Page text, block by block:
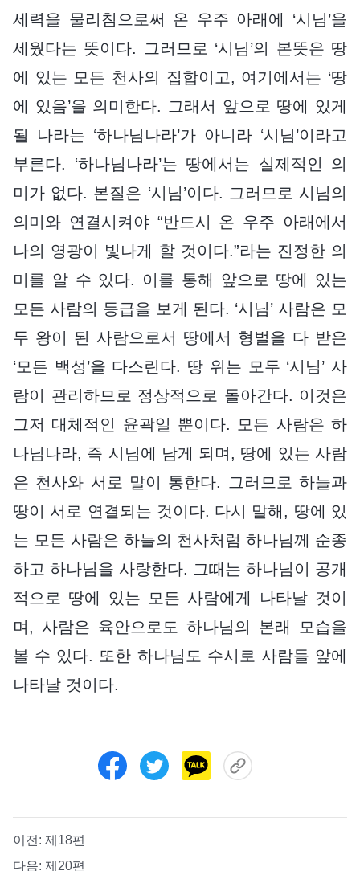
세력을 물리침으로써 온 우주 아래에 ‘시님’을
세웠다는 뜻이다. 그러므로 ‘시님’의 본뜻은 땅
에 있는 모든 천사의 집합이고, 여기에서는 ‘땅
에 있음’을 의미한다. 그래서 앞으로 땅에 있게
될 나라는 ‘하나님나라’가 아니라 ‘시님’이라고
부른다. ‘하나님나라’는 땅에서는 실제적인 의
미가 없다. 본질은 ‘시님’이다. 그러므로 시님의
의미와 연결시켜야 “반드시 온 우주 아래에서
나의 영광이 빛나게 할 것이다.”라는 진정한 의
미를 알 수 있다. 이를 통해 앞으로 땅에 있는
모든 사람의 등급을 보게 된다. ‘시님’ 사람은 모
두 왕이 된 사람으로서 땅에서 형벌을 다 받은
‘모든 백성’을 다스린다. 땅 위는 모두 ‘시님’ 사
람이 관리하므로 정상적으로 돌아간다. 이것은
그저 대체적인 윤곽일 뿐이다. 모든 사람은 하
나님나라, 즉 시님에 남게 되며, 땅에 있는 사람
은 천사와 서로 말이 통한다. 그러므로 하늘과
땅이 서로 연결되는 것이다. 다시 말해, 땅에 있
는 모든 사람은 하늘의 천사처럼 하나님께 순종
하고 하나님을 사랑한다. 그때는 하나님이 공개
적으로 땅에 있는 모든 사람에게 나타날 것이
며, 사람은 육안으로도 하나님의 본래 모습을
볼 수 있다. 또한 하나님도 수시로 사람들 앞에
나타날 것이다.
이전: 제18편
다음: 제20편